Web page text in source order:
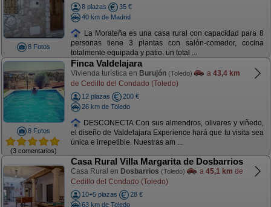
8 Fotos
8 plazas
35 €
40 km de Madrid
La Morateña es una casa rural con capacidad para 8
personas tiene 3 plantas con salón-comedor, cocina
totalmente equipada y patio, un total ...
8 Fotos
(3 comentarios)
Finca Valdelajara
Vivienda turística en Burujón (Toledo) a 43,4 km
de Cedillo del Condado (Toledo)
12 plazas
200 €
26 km de Toledo
DESCONECTA Con sus almendros, olivares y viñedo,
el diseño de Valdelajara Experience hará que tu visita sea
única e irrepetible. Nuestras am ...
Casa Rural Villa Margarita de Dosbarrios
Casa Rural en Dosbarrios (Toledo) a 45,1 km de
Cedillo del Condado (Toledo)
10+5 plazas
28 €
63 km de Toledo